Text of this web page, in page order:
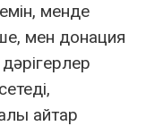
менде
мен донация
айтар